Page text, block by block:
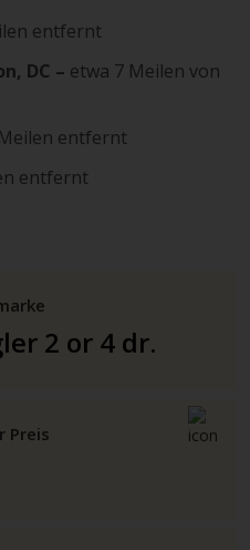
entfernt
DC – etwa 7 Meilen von
entfernt
entfernt
2 or 4 dr.
Preis